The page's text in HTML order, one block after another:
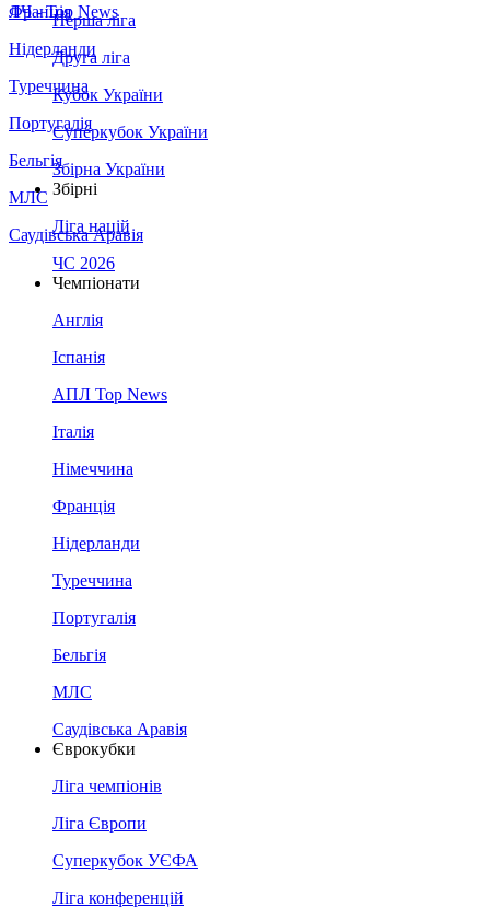
Франція
Нідерланди
Туреччина
Португалія
Бельгія
МЛС
Саудівська Аравія
ЛЧ - Top News
Перша ліга
Друга ліга
Кубок України
Суперкубок України
Збірна України
Збірні
Ліга націй
ЧС 2026
Чемпіонати
Англія
Іспанія
АПЛ Top News
Італія
Німеччина
Франція
Нідерланди
Туреччина
Португалія
Бельгія
МЛС
Саудівська Аравія
Єврокубки
Ліга чемпіонів
Ліга Європи
Суперкубок УЄФА
Ліга конференцій